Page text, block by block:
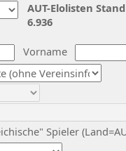
Vorname
Spieler
AUT-Elolisten
6.936